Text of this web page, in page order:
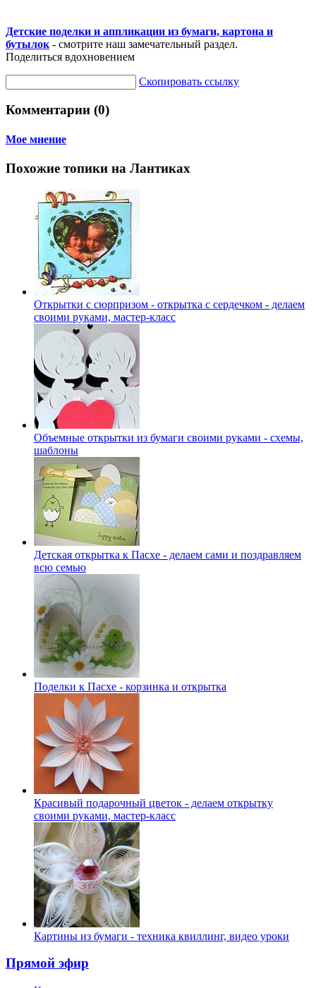
Детские поделки и аппликации из бумаги, картона и
бутылок - смотрите наш замечательный раздел.
Поделиться вдохновением
Скопировать ссылку
Комментарии (0)
Мое мнение
Похожие топики на Лантиках
Открытки с сюрпризом - открытка с сердечком - делаем
своими руками, мастер-класс
Объемные открытки из бумаги своими руками - схемы,
шаблоны
Детская открытка к Пасхе - делаем сами и поздравляем
всю семью
Поделки к Пасхе - корзинка и открытка
Красивый подарочный цветок - делаем открытку
своими руками, мастер-класс
Картины из бумаги - техника квиллинг, видео уроки
Прямой эфир